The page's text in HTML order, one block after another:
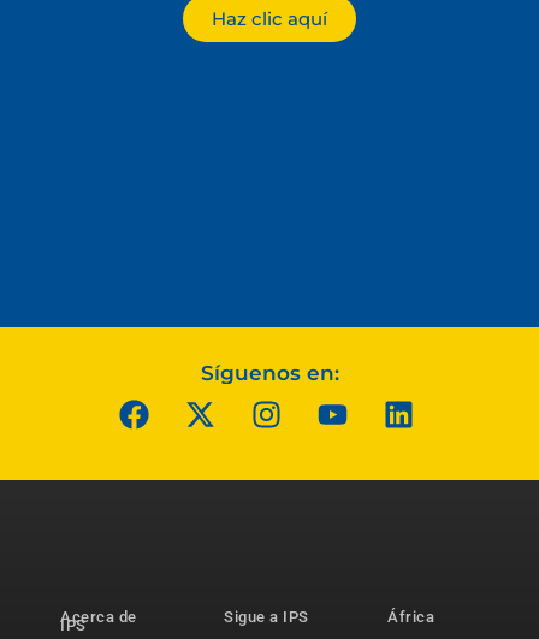
Haz clic aquí
Síguenos en:
Acerca de
IPS
Sigue a IPS
África